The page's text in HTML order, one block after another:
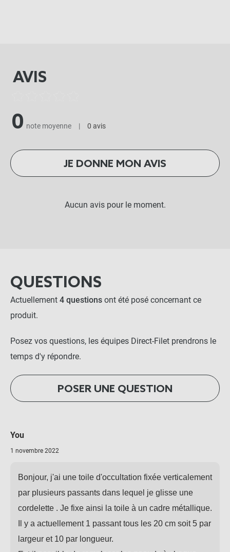
AVIS
0 note moyenne | 0 avis
JE DONNE MON AVIS
Aucun avis pour le moment.
QUESTIONS
Actuellement 4 questions ont été posé concernant ce
produit.
Posez vos questions, les équipes Direct-Filet prendrons le
temps d'y répondre.
POSER UNE QUESTION
You
1 novembre 2022
Bonjour, j'ai une toile d'occultation fixée verticalement
par plusieurs passants dans lequel je glisse une
cordelette . Je fixe ainsi la toile à un cadre métallique.
Il y a actuellement 1 passant tous les 20 cm soit 5 par
largeur et 10 par longueur.